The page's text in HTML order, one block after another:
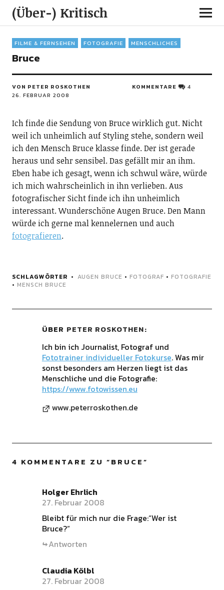
(Über-) Kritisch
FILME & FERNSEHEN FOTOGRAFIE MENSCHLICHES
Bruce
VON PETER ROSKOTHEN
26. FEBRUAR 2008
KOMMENTARE 4
Ich finde die Sendung von Bruce wirklich gut. Nicht
weil ich unheimlich auf Styling stehe, sondern weil
ich den Mensch Bruce klasse finde. Der ist gerade
heraus und sehr sensibel. Das gefällt mir an ihm.
Eben habe ich gesagt, wenn ich schwul wäre, würde
ich mich wahrscheinlich in ihn verlieben. Aus
fotografischer Sicht finde ich ihn unheimlich
interessant. Wunderschöne Augen Bruce. Den Mann
würde ich gerne mal kennelernen und auch
fotografieren.
SCHLAGWÖRTER AUGEN BRUCE • FOTOGRAF • FOTOGRAFIE
• MENSCH BRUCE
ÜBER PETER ROSKOTHEN
Ich bin ich Journalist, Fotograf und
Fototrainer individueller Fotokurse. Was mir
sonst besonders am Herzen liegt ist das
Menschliche und die Fotografie:
https://www.fotowissen.eu
www.peterroskothen.de
4 KOMMENTARE ZU “BRUCE”
Holger Ehrlich
27. Februar 2008
Bleibt für mich nur die Frage:“Wer ist
Bruce?“
Antworten
Claudia Kölbl
27. Februar 2008